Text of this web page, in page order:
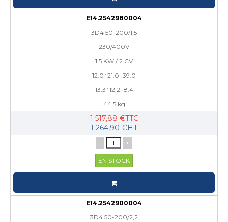
E14.2542980004
3D4 50-200/1,5
230/400V
1.5 KW / 2 CV
12.0÷21.0÷39.0
13.3÷12.2÷8.4
44.5 kg
1 517,88 €TTC
1 264,90 €HT
- +
EN STOCK
E14.2542900004
3D4 50-200/2,2